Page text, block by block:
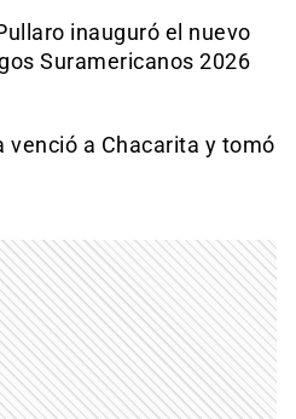
inauguró el nuevo
Suramericanos 2026
venció a Chacarita y tomó